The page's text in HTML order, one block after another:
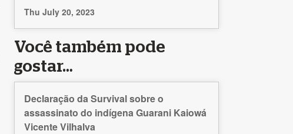
Thu July 20, 2023
Você também pode
gostar…
Declaração da Survival sobre o
assassinato do indígena Guarani Kaiowá
Vicente Vilhalva